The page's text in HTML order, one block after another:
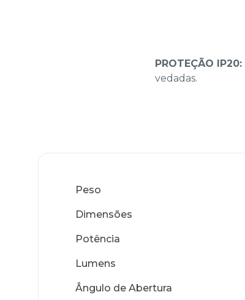
PROTEÇÃO IP20:
vedadas.
Peso
Dimensões
Potência
Lumens
Ângulo de Abertura